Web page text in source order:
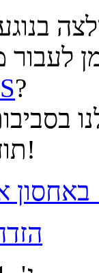
?
תודה מראש על העזרה!